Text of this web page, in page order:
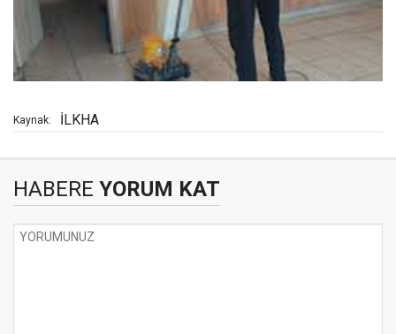
Kaynak: İLKHA
HABERE YORUM KAT